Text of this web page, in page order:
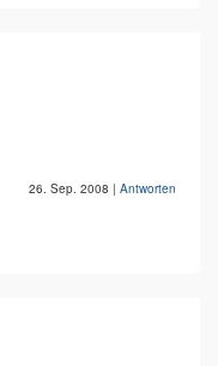
26. Sep. 2008 | Antworten